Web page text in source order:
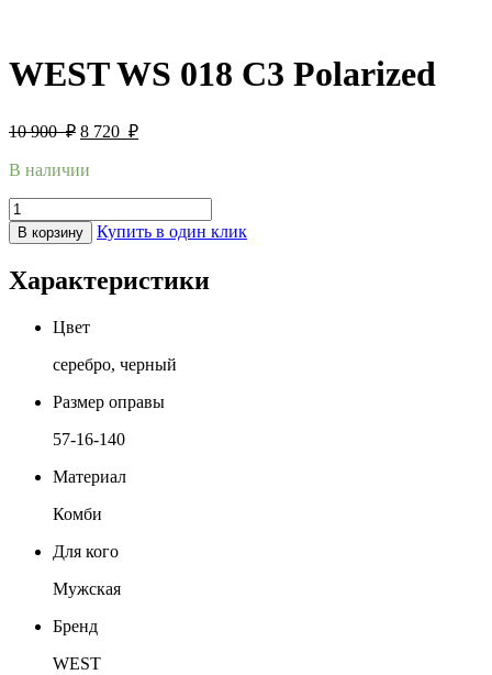
WEST WS 018 C3 Polarized
10 900₽ 8 720 ₽
В наличии
В корзину Купить в один клик
Характеристики
Цвет
серебро, черный
Размер оправы
57-16-140
Материал
Комби
Для кого
Мужская
Бренд
WEST